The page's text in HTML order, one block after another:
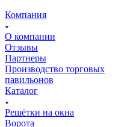
Компания
О компании
Отзывы
Партнеры
Производство торговых
павильонов
Каталог
Решётки на окна
Ворота